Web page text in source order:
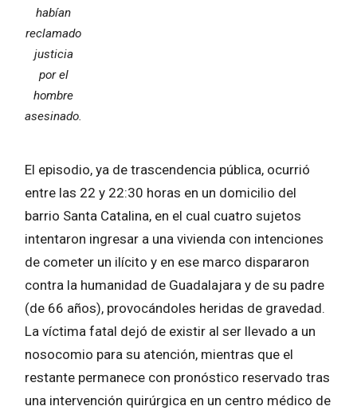
habían
reclamado
justicia
por el
hombre
asesinado.
El episodio, ya de trascendencia pública, ocurrió
entre las 22 y 22:30 horas en un domicilio del
barrio Santa Catalina, en el cual cuatro sujetos
intentaron ingresar a una vivienda con intenciones
de cometer un ilícito y en ese marco dispararon
contra la humanidad de Guadalajara y de su padre
(de 66 años), provocándoles heridas de gravedad.
La víctima fatal dejó de existir al ser llevado a un
nosocomio para su atención, mientras que el
restante permanece con pronóstico reservado tras
una intervención quirúrgica en un centro médico de